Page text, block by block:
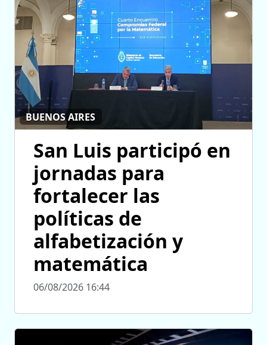
BUENOS AIRES
San Luis participó en
jornadas para
fortalecer las
políticas de
alfabetización y
matemática
06/08/2026 16:44